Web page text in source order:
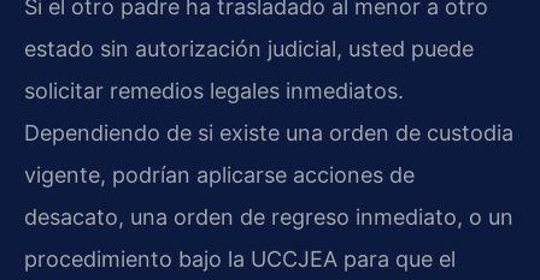
Si el otro padre ha trasladado al menor a otro
estado sin autorización judicial, usted puede
solicitar remedios legales inmediatos.
Dependiendo de si existe una orden de custodia
vigente, podrían aplicarse acciones de
desacato, una orden de regreso inmediato, o un
procedimiento bajo la UCCJEA para que el